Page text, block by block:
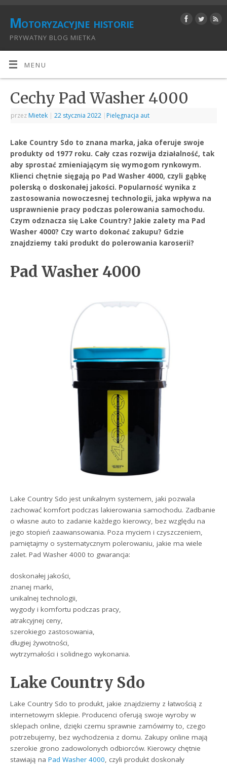
Motoryzacyjne historie
PRYWATNY BLOG MIETKA
MENU
Cechy Pad Washer 4000
przez Mietek | 22 stycznia 2022 | Pielęgnacja aut
Lake Country Sdo to znana marka, jaka oferuje swoje
produkty od 1977 roku. Cały czas rozwija działalność, tak
aby sprostać zmieniającym się wymogom rynkowym.
Klienci chętnie sięgają po Pad Washer 4000, czyli gąbkę
polerską o doskonałej jakości. Popularność wynika z
zastosowania nowoczesnej technologii, jaka wpływa na
usprawnienie pracy podczas polerowania samochodu.
Czym odznacza się Lake Country? Jakie zalety ma Pad
Washer 4000? Czy warto dokonać zakupu? Gdzie
znajdziemy taki produkt do polerowania karoserii?
Pad Washer 4000
Lake Country Sdo jest unikalnym systemem, jaki pozwala
zachować komfort podczas lakierowania samochodu. Zadbanie
o własne auto to zadanie każdego kierowcy, bez względu na
jego stopień zaawansowania. Poza myciem i czyszczeniem,
pamiętajmy o systematycznym polerowaniu, jakie ma wiele
zalet. Pad Washer 4000 to gwarancja:
doskonałej jakości,
znanej marki,
unikalnej technologii,
wygody i komfortu podczas pracy,
atrakcyjnej ceny,
szerokiego zastosowania,
długiej żywotności,
wytrzymałości i solidnego wykonania.
Lake Country Sdo
Lake Country Sdo to produkt, jakie znajdziemy z łatwością z
internetowym sklepie. Producenci oferują swoje wyroby w
sklepach online, dzięki czemu sprawnie zamówimy to, czego
potrzebujemy, bez wychodzenia z domu. Zakupy online mają
szerokie grono zadowolonych odbiorców. Kierowcy chętnie
stawiają naPad Washer 4000 , czyli produkt doskonały